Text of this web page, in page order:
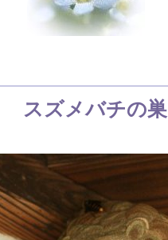
スズメバチの巣